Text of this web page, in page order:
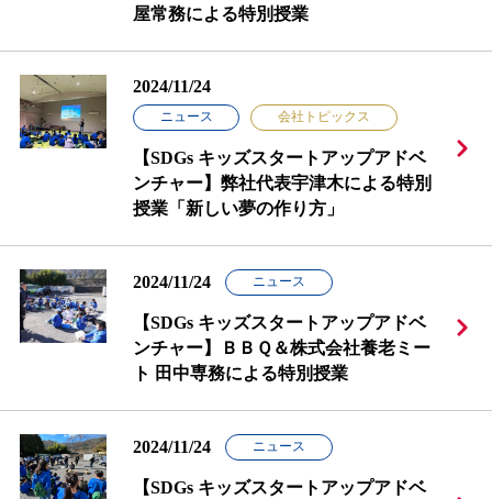
屋常務による特別授業
2024/11/24
ニュース 会社トピックス
【SDGs キッズスタートアップアドベ
ンチャー】弊社代表宇津木による特別
授業「新しい夢の作り方」
2024/11/24 ニュース
【SDGs キッズスタートアップアドベ
ンチャー】ＢＢＱ＆株式会社養老ミー
ト 田中専務による特別授業
2024/11/24 ニュース
【SDGs キッズスタートアップアドベ